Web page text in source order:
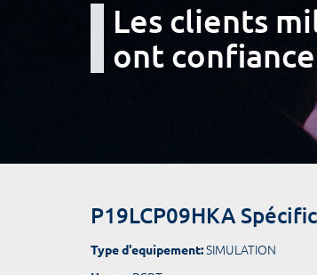
Les clients
ont
P19LCP09HKA
Type d'equipement:SIMULATION